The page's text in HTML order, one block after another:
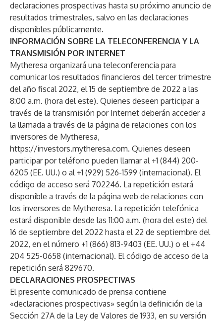
declaraciones prospectivas hasta su próximo anuncio de
resultados trimestrales, salvo en las declaraciones
disponibles públicamente.
INFORMACIÓN SOBRE LA TELECONFERENCIA Y LA
TRANSMISIÓN POR INTERNET
Mytheresa organizará una teleconferencia para
comunicar los resultados financieros del tercer trimestre
del año fiscal 2022, el 15 de septiembre de 2022 a las
8:00 a.m. (hora del este). Quienes deseen participar a
través de la transmisión por Internet deberán acceder a
la llamada a través de la página de relaciones con los
inversores de Mytheresa,
https://investors.mytheresa.com. Quienes deseen
participar por teléfono pueden llamar al +1 (844) 200-
6205 (EE. UU.) o al +1 (929) 526-1599 (internacional). El
código de acceso será 702246. La repetición estará
disponible a través de la página web de relaciones con
los inversores de Mytheresa. La repetición telefónica
estará disponible desde las 11:00 a.m. (hora del este) del
16 de septiembre del 2022 hasta el 22 de septiembre del
2022, en el número +1 (866) 813-9403 (EE. UU.) o el +44
204 525-0658 (internacional). El código de acceso de la
repetición será 829670.
DECLARACIONES PROSPECTIVAS
El presente comunicado de prensa contiene
«declaraciones prospectivas» según la definición de la
Sección 27A de la Ley de Valores de 1933, en su versión